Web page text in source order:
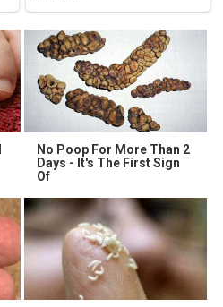
No Poop For More Than 2
Days - It's The First Sign
Of